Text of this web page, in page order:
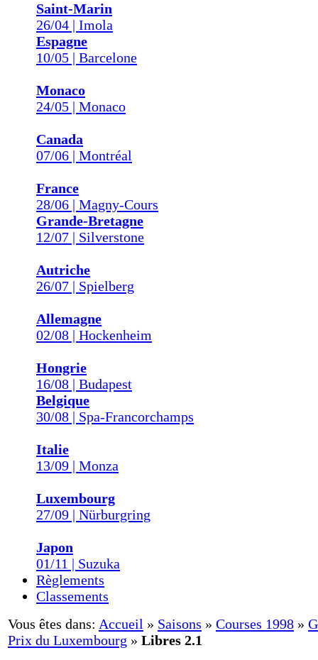
Saint-Marin
26/04 | Imola
Espagne
10/05 | Barcelone
Monaco
24/05 | Monaco
Canada
07/06 | Montréal
France
28/06 | Magny-Cours
Grande-Bretagne
12/07 | Silverstone
Autriche
26/07 | Spielberg
Allemagne
02/08 | Hockenheim
Hongrie
16/08 | Budapest
Belgique
30/08 | Spa-Francorchamps
Italie
13/09 | Monza
Luxembourg
27/09 | Nürburgring
Japon
01/11 | Suzuka
Règlements
Classements
Vous êtes dans: Accueil » Saisons » Courses 1998 »
Prix du Luxembourg » Libres 2.1